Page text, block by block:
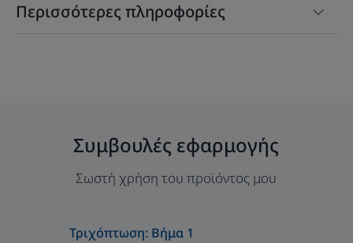
Περισσότερες πληροφορίες
Συμβουλές εφαρμογής
Σωστή χρήση του προϊόντος μου
Τριχόπτωση: Βήμα 1